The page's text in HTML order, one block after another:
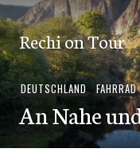
Skip
to
content
Rechi on Tour
DEUTSCHLAND,FAHRRAD
An Nahe